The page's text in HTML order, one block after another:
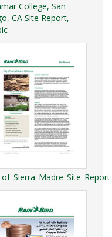
College, San
CA Site Report,